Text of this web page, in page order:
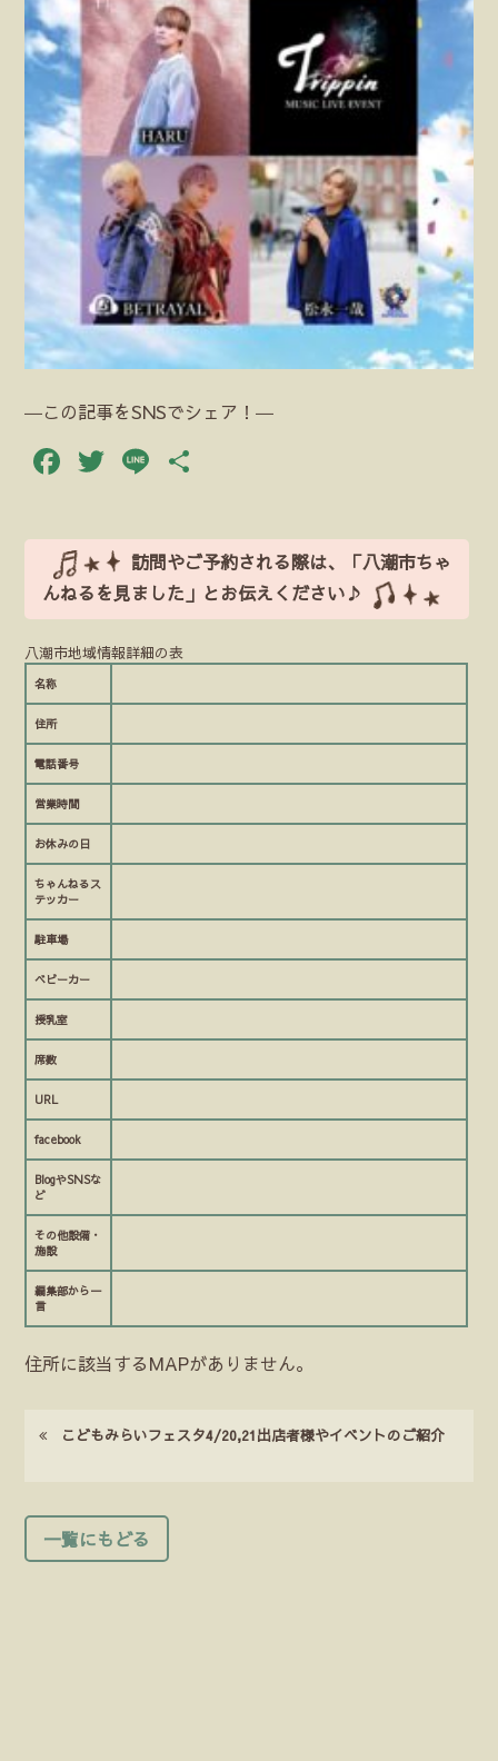
―この記事をSNSでシェア！―
Facebook
Twitter
Line
訪問やご予約される際は、「八潮市ちゃ
んねるを見ました」とお伝えください♪
八潮市地域情報詳細の表
名称
住所
電話番号
営業時間
お休みの日
ちゃんねるス
テッカー
駐車場
ベビーカー
授乳室
席数
URL
facebook
BlogやSNSな
ど
その他設備・
施設
編集部から一
言
住所に該当するMAPがありません。
こどもみらいフェスタ4/20,21出店者様やイベントのご紹介
一覧にもどる